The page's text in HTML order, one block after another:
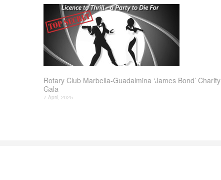
Rotary Club Marbella-Guadalmina ‘James Bond’ Charity
Gala
7 April, 2025